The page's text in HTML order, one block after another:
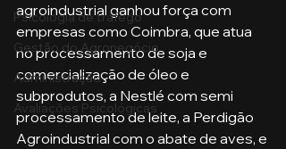
Psicologia de tráfego
Gestão do Agronegócio
Administração
Avaliações Psicológicas
agroindustrial ganhou força com
empresas como Coimbra, que atua
no processamento de soja e
comercialização de óleo e
subprodutos, a Nestlé com semi
processamento de leite, a Perdigão
Agroindustrial com o abate de aves, e